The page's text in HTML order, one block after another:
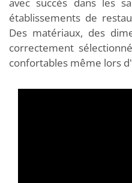
établissements de
Des matériaux, des
correctement
confortables même lors